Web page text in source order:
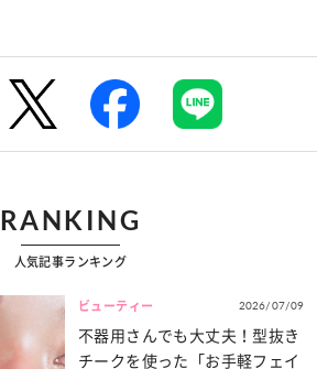
RANKING
人気記事ランキング
ビューティー 2026/07/09
不器用さんでも大丈夫！型抜き
チークを使った「お手軽フェイ